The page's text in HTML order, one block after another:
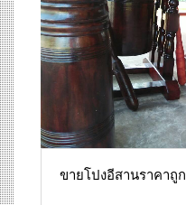
ขายโปงอีสานราคาถูก